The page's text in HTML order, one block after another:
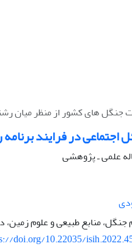
جنگل های کشور از منظر میان
اجتماعی در فرایند
علمی ـ پژوهشی
جنگل، منابع طبیعی و علوم
doi.org/10.22035/